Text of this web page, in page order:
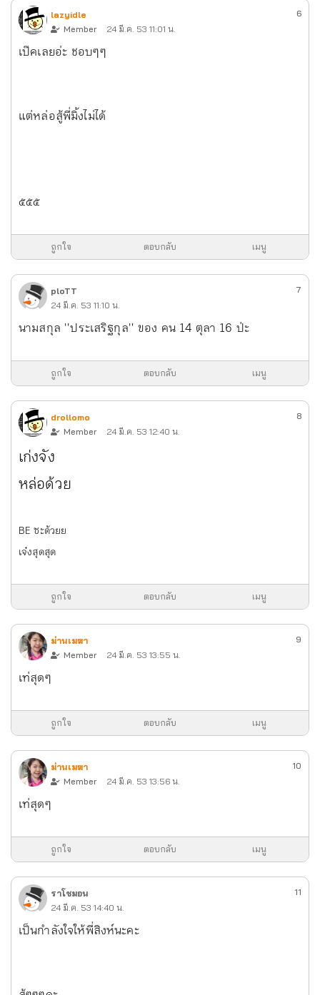
lazyidle
Member
24 มี.ค. 53 11:01 น.
6
เป๊คเลยอ่ะ ชอบๆๆ
แต่หล่อสู้พี่มิ้งไม่ได้
๕๕๕
ถูกใจ ตอบกลับ เมนู
ploTT
24 มี.ค. 53 11:10 น.
7
นามสกุล ''ประเสริฐกุล'' ของ คน 14 ตุลา 16 ป่ะ
ถูกใจ ตอบกลับ เมนู
drollomo
Member
24 มี.ค. 53 12:40 น.
8
เก่งจัง
หล่อด้วย
BE ซะด้วยย
เจ๋งสุดสุด
ถูกใจ ตอบกลับ เมนู
ม่านเมฆา
Member
24 มี.ค. 53 13:55 น.
9
เท่สุดๆ
ถูกใจ ตอบกลับ เมนู
ม่านเมฆา
Member
24 มี.ค. 53 13:56 น.
10
เท่สุดๆ
ถูกใจ ตอบกลับ เมนู
ราโชมอน
24 มี.ค. 53 14:40 น.
11
เป็นกำลังใจให้พี่สิงห์นะคะ